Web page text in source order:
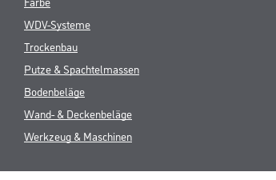
WDV-Systeme
Trockenbau
Putze & Spachtelmassen
Bodenbeläge
Wand- & Deckenbeläge
Werkzeug & Maschinen